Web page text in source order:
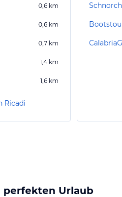
0,6 km
0,6 km
0,7 km
1,4 km
1,6 km
Ricadi
perfekten Urlaub